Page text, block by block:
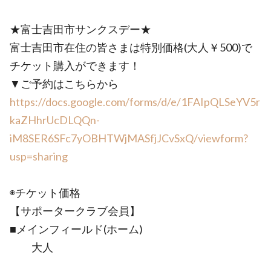
★富士吉田市サンクスデー★
富士吉田市在住の皆さまは特別価格(大人￥500)で
チケット購入ができます！
▼ご予約はこちらから
https://docs.google.com/forms/d/e/1FAIpQLSeYV5r
kaZHhrUcDLQQn-
iM8SER6SFc7yOBHTWjMASfjJCvSxQ/viewform?
usp=sharing
◉チケット価格
【サポータークラブ会員】
■メインフィールド(ホーム)
大人